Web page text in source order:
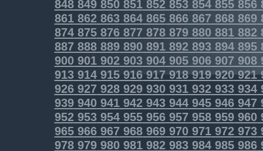
848849850851852853854855856
861862863864865866867 868869
874875876877 878879880 881882
887888889890891892893894895
900901902903904905906907 908
913914915916917918919920921
926927928929930931932933934
939940941942943944945946947
952953954955956957958959960
965966967968969970971972973
978979980981982983984985986